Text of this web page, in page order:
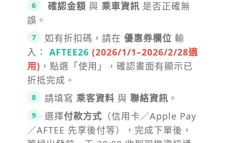
確認金額 與 乘車資訊 是否正確無
誤。
如有折扣碼，請在 優惠券欄位 輸
入： AFTEE26 (2026/1/1–2026/2/28適
用) ，點選「使用」，確認畫面有顯示已
折抵完成。
請填寫 乘客資料 與 聯絡資訊 。
選擇付款方式 （信用卡／Apple Pay
／AFTEE 先享後付等），完成下單後，